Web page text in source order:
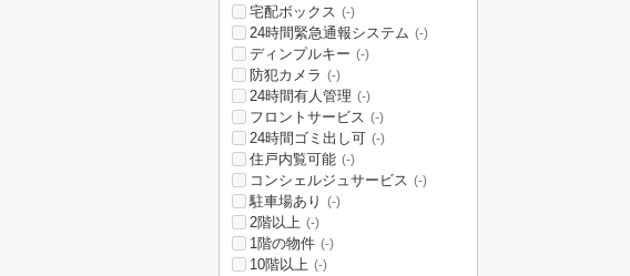
宅配ボックス (-)
24時間緊急通報システム (-)
ディンプルキー (-)
防犯カメラ (-)
24時間有人管理 (-)
フロントサービス (-)
24時間ゴミ出し可 (-)
住戸内覧可能 (-)
コンシェルジュサービス (-)
駐車場あり (-)
2階以上 (-)
1階の物件 (-)
10階以上 (-)